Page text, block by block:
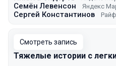
Семён Левенсон Яндекс
Сергей Константинов
Смотреть запись
Тяжелые истории с